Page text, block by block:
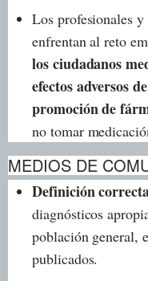
Los profesionales
enfrentan al reto
los ciudadanos
efectos adversos
promoción de
no tomar
MEDIOS DE
Definición
diagnósticos
población general,
publicados.